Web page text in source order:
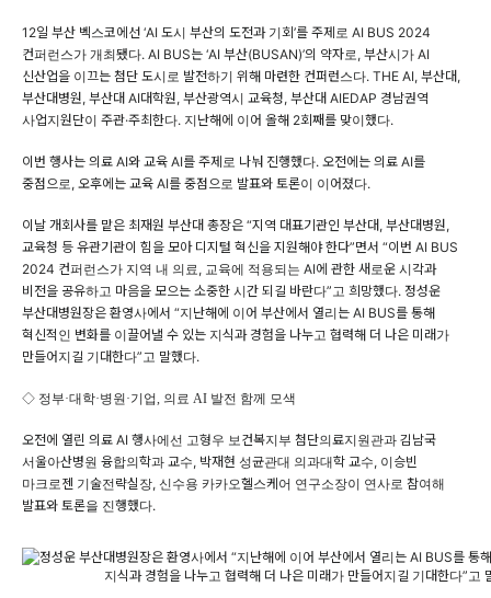
12일 부산 벡스코에선 ‘AI 도시 부산의 도전과 기회’를 주제로 AI BUS 2024
컨퍼런스가 개최됐다. AI BUS는 ‘AI 부산(BUSAN)’의 약자로, 부산시가 AI
신산업을 이끄는 첨단 도시로 발전하기 위해 마련한 컨퍼런스다. THE AI, 부산대,
부산대병원, 부산대 AI대학원, 부산광역시 교육청, 부산대 AIEDAP 경남권역
사업지원단이 주관·주최한다. 지난해에 이어 올해 2회째를 맞이했다.
이번 행사는 의료 AI와 교육 AI를 주제로 나눠 진행했다. 오전에는 의료 AI를
중점으로, 오후에는 교육 AI를 중점으로 발표와 토론이 이어졌다.
이날 개회사를 맡은 최재원 부산대 총장은 “지역 대표기관인 부산대, 부산대병원,
교육청 등 유관기관이 힘을 모아 디지털 혁신을 지원해야 한다”면서 “이번 AI BUS
2024 컨퍼런스가 지역 내 의료, 교육에 적용되는 AI에 관한 새로운 시각과
비전을 공유하고 마음을 모으는 소중한 시간 되길 바란다”고 희망했다. 정성운
부산대병원장은 환영사에서 “지난해에 이어 부산에서 열리는 AI BUS를 통해
혁신적인 변화를 이끌어낼 수 있는 지식과 경험을 나누고 협력해 더 나은 미래가
만들어지길 기대한다”고 말했다.
◇ 정부·대학·병원·기업, 의료 AI 발전 함께 모색
오전에 열린 의료 AI 행사에선 고형우 보건복지부 첨단의료지원관과 김남국
서울아산병원 융합의학과 교수, 박재현 성균관대 의과대학 교수, 이승빈
마크로젠 기술전략실장, 신수용 카카오헬스케어 연구소장이 연사로 참여해
발표와 토론을 진행했다.